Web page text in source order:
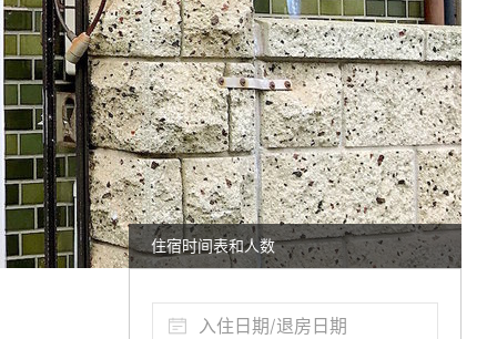
住宿时间表和人数
入住日期/退房日期